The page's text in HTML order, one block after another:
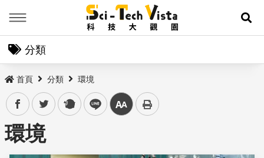
展
分類
首頁 分類 環境
facebooktwitter plurk line 中
環境